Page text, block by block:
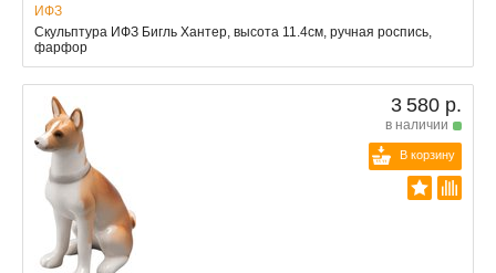
ИФЗ
Скульптура ИФЗ Бигль Хантер, высота 11.4см, ручная роспись,
фарфор
3 580 р.
в наличии
В корзину